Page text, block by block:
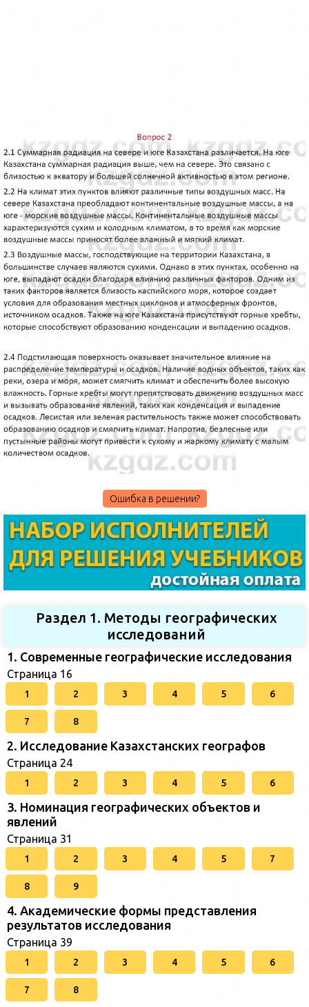
Ошибка в решении?
Раздел 1. Методы географических
исследований
1. Современные географические исследования
Страница 16
1 2 3 4 5 6
7 8
2. Исследование Казахстанских географов
Страница 24
1 2 3 4 5 6
3. Номинация географических объектов и
явлений
Страница 31
1 2 3 4 5 7
8 9
4. Академические формы представления
результатов исследования
Страница 39
1 2 3 4 5 6
7 8